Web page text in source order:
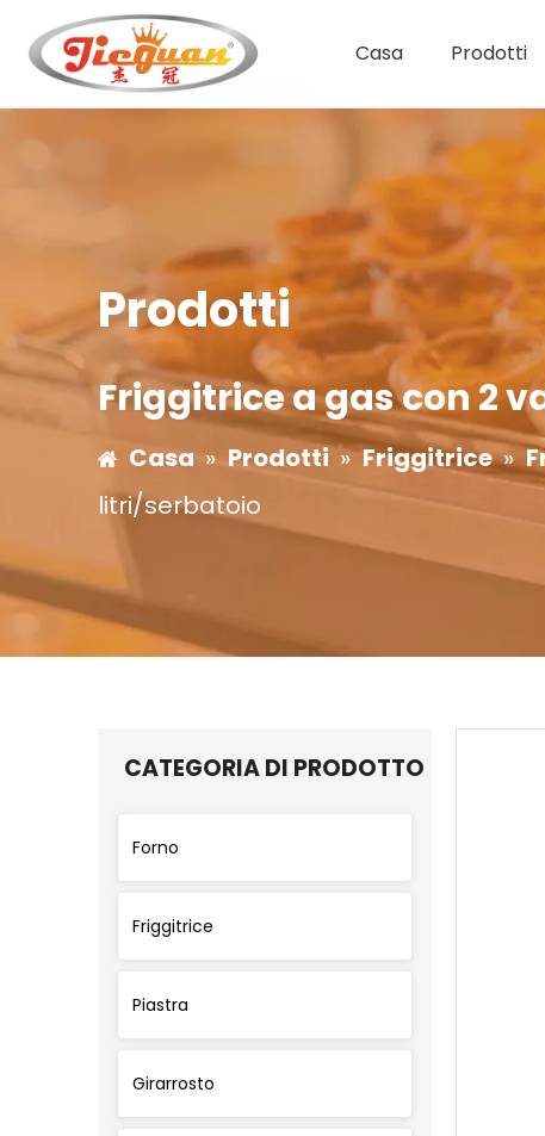
Casa Prodotti
Prodotti
Friggitrice a gas con 2
Casa » Prodotti »Friggitrice »
litri/serbatoio
CATEGORIA DI PRODOTTO
Forno
Friggitrice
Piastra
Girarrosto